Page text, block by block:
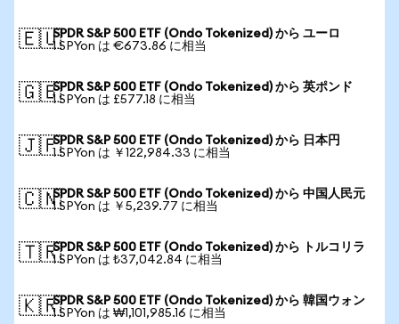
🇪🇺SPDR S&P 500 ETF (Ondo Tokenized) から ユーロ
1 SPYon は €673.86 に相当
🇬🇧SPDR S&P 500 ETF (Ondo Tokenized) から 英ポンド
1 SPYon は £577.18 に相当
🇯🇵SPDR S&P 500 ETF (Ondo Tokenized) から 日本円
1 SPYon は ￥122,984.33 に相当
🇨🇳SPDR S&P 500 ETF (Ondo Tokenized) から 中国人民元
1 SPYon は ￥5,239.77 に相当
🇹🇷SPDR S&P 500 ETF (Ondo Tokenized) から トルコリラ
1 SPYon は ₺37,042.84 に相当
🇰🇷SPDR S&P 500 ETF (Ondo Tokenized) から 韓国ウォン
1 SPYon は ₩1,101,985.16 に相当